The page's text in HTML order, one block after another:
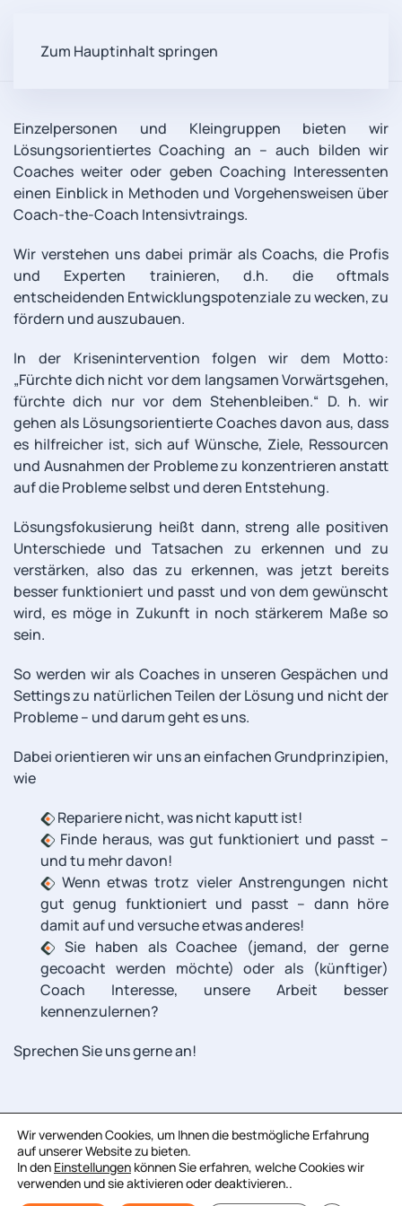
Zum Hauptinhalt springen
Einzelpersonen und Kleingruppen bieten wir
Lösungsorientiertes Coaching an – auch bilden wir
Coaches weiter oder geben Coaching Interessenten
einen Einblick in Methoden und Vorgehensweisen über
Coach-the-Coach Intensivtraings.
Wir verstehen uns dabei primär als Coachs, die Profis
und Experten trainieren, d.h. die oftmals
entscheidenden Entwicklungspotenziale zu wecken, zu
fördern und auszubauen.
In der Krisenintervention folgen wir dem Motto:
„Fürchte dich nicht vor dem langsamen Vorwärtsgehen,
fürchte dich nur vor dem Stehenbleiben.“ D. h. wir
gehen als Lösungsorientierte Coaches davon aus, dass
es hilfreicher ist, sich auf Wünsche, Ziele, Ressourcen
und Ausnahmen der Probleme zu konzentrieren anstatt
auf die Probleme selbst und deren Entstehung.
Lösungsfokusierung heißt dann, streng alle positiven
Unterschiede und Tatsachen zu erkennen und zu
verstärken, also das zu erkennen, was jetzt bereits
besser funktioniert und passt und von dem gewünscht
wird, es möge in Zukunft in noch stärkerem Maße so
sein.
So werden wir als Coaches in unseren Gespächen und
Settings zu natürlichen Teilen der Lösung und nicht der
Probleme – und darum geht es uns.
Dabei orientieren wir uns an einfachen Grundprinzipien,
wie
Repariere nicht, was nicht kaputt ist!
Finde heraus, was gut funktioniert und passt –
und tu mehr davon!
Wenn etwas trotz vieler Anstrengungen nicht
gut genug funktioniert und passt – dann höre
damit auf und versuche etwas anderes!
Sie haben als Coachee (jemand, der gerne
gecoacht werden möchte) oder als (künftiger)
Coach Interesse, unsere Arbeit besser
kennenzulernen?
Sprechen Sie uns gerne an!
Wir verwenden Cookies, um Ihnen die bestmögliche Erfahrung
auf unserer Website zu bieten.
In den Einstellungen können Sie erfahren, welche Cookies wir
verwenden und sie aktivieren oder deaktivieren..